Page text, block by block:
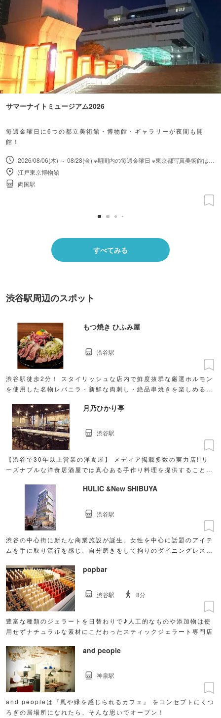
サマーナイトミュージアム2026
毎週金曜日に6つの都立美術館・博物館・ギャラリーが夜間も開
館！
2026/08/06(木) ～ 08/28(金) ※期間内の毎週金曜日 ※東京都写真美術館は毎週木・金曜日に実施。 ※実施日は施設により異なります。
江戸東京博物館
両国駅
すべてみる
渋谷駅周辺のスポット
もつ焼き ひふみ屋
渋谷駅徒歩2分！ スタイリッシュな店内で鮮度抜群な厳選ホルモン
を使用した名物レバニラ・新鮮な肉刺し・絶品串焼きを楽しめる。
渋谷駅
月乃ひかり亭
【渋谷で30年以上営業の洋食屋】 メディア掲載多数の実力店!!リ
ーズナブルな洋食居酒屋では真心ある手作り料理を提供することを
渋谷駅
HULIC &New SHIBUYA
渋谷の中心街に新たな商業施設が誕生。女性を中心に話題のアイテ
ムを手に取り流行を感じ、自分磨きをして拘りのダイニングレスト
渋谷駅
popbar
豊富な種類のジェラートを日替わりで♪人工的なものや添加物は使
用せずナチュラルな素材にこだわったスティックジェラート専門店
渋谷駅 8分
and people
and peopleは『風や緑を感じられるカフェ』 をコンセプトにくつ
ろぎの居場所になれたら、そんな思いでオープン！
神泉駅